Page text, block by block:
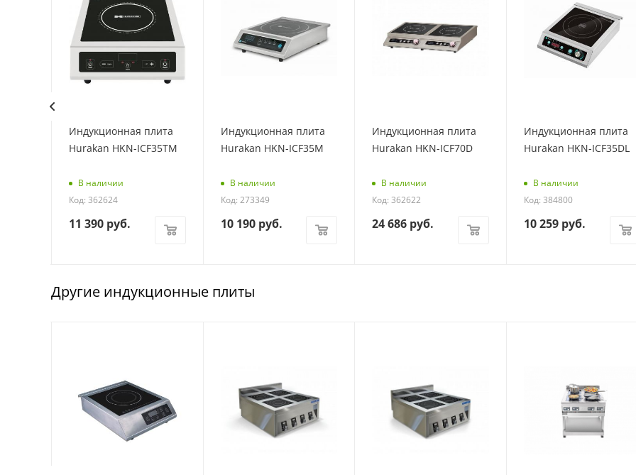
Индукционная плита
Hurakan HKN-ICF35TM
В наличии
Код: 362624
11 390руб.
Индукционная плита
Hurakan HKN-ICF35M
В наличии
Код: 273349
10 190руб.
Индукционная плита
Hurakan HKN-ICF70D
В наличии
Код: 362622
24 686 руб.
Индукционная плита
Hurakan HKN-ICF35DL
В наличии
Код: 384800
10 259 руб.
Другие индукционные плиты